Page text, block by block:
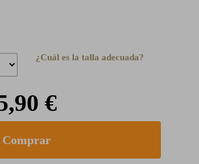
¿Cuál es la talla adecuada?
€